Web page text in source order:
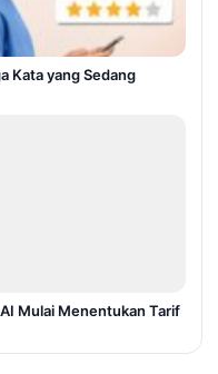
Kata yang Sedang
Mulai Menentukan Tarif